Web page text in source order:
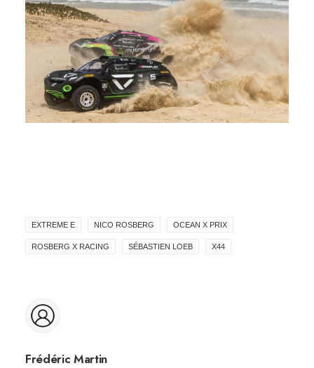
EXTREME E NICO ROSBERG OCEAN X PRIX
ROSBERG X RACING SÉBASTIEN LOEB X44
Frédéric Martin